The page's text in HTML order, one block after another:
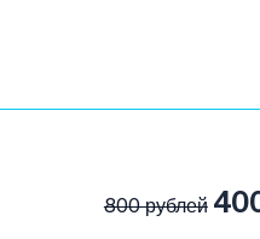
800 рублей